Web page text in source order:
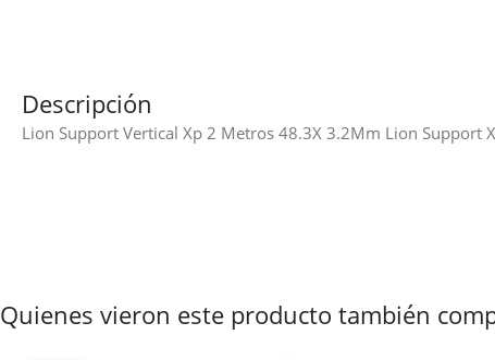
Descripción
Lion Support Vertical Xp 2 Metros 48.3X 3.2Mm Lion Support
Quienes vieron este producto también